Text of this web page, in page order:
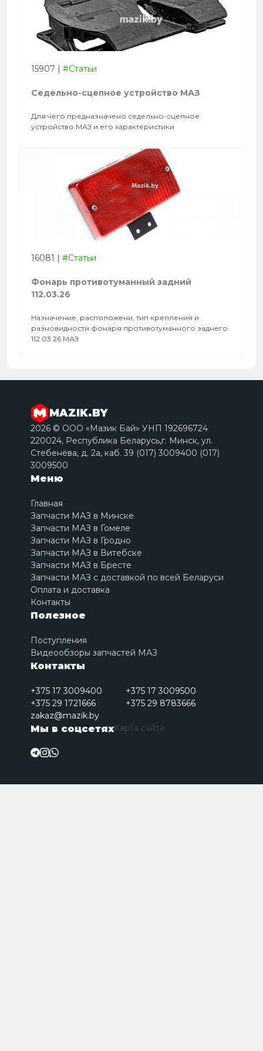
15907 | #Статьи
Седельно-сцепное устройство МАЗ
Для чего предназначено седельно-сцепное
устройство МАЗ и его характеристики
16081 | #Статьи
Фонарь противотуманный задний
112.03.26
Назначение, расположени, тип крепления и
разновидности фонаря противотуманного заднего
112.03.26 МАЗ
MAZIK.BY
2026 © ООО «Мазик Бай» УНП 192696724
220024, Республика Беларусь,г. Минск, ул.
Стебенёва, д. 2a, каб. 39 (017) 3009400 (017)
3009500
Меню
Главная
Запчасти МАЗ в Минске
Запчасти МАЗ в Гомеле
Запчасти МАЗ в Гродно
Запчасти МАЗ в Витебске
Запчасти МАЗ в Бресте
Запчасти МАЗ с доставкой по всей Беларуси
Оплата и доставка
Контакты
Полезное
Поступления
Видеообзоры запчастей МАЗ
Контакты
+375 17 3009400
+375 17 3009500
+375 29 1721666
+375 29 8783666
zakaz@mazik.by
Мы в соцсетяхКарта сайта